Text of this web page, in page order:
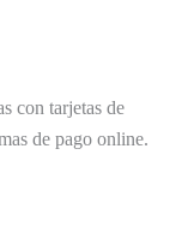
con tarjetas de
de pago online.